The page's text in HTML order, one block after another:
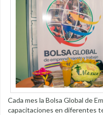
Cada mes la Bolsa Global de
capacitaciones en diferentes